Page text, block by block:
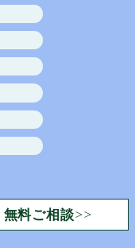
無料ご相談>>